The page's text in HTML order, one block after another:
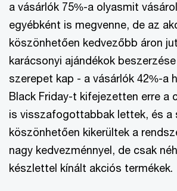
a vásárlók 75%-a olyasmit
egyébként is megvenne, de az
köszönhetően kedvezőbb áron
karácsonyi ajándékok
szerepet kap - a vásárlók 42%-a
Black Friday-t kifejezetten erre a
is visszafogottabbak lettek, és a
köszönhetően kikerültek a
nagy kedvezménnyel, de csak
készlettel kínált akciós termékek.